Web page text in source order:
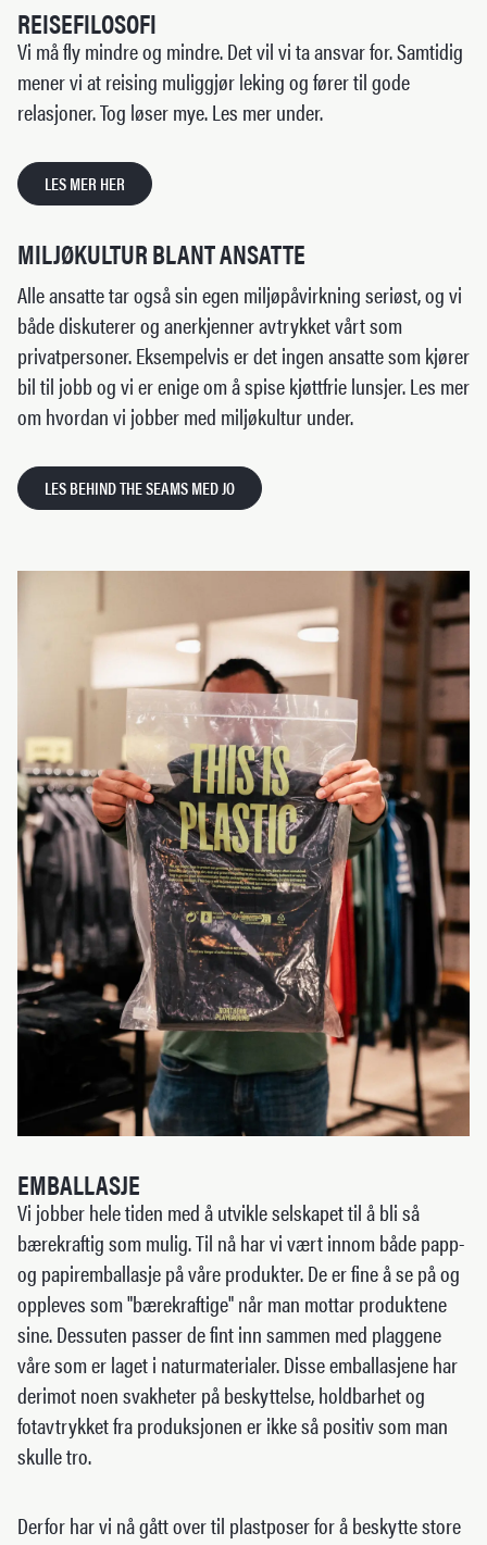
REISEFILOSOFI
Vi må fly mindre og mindre. Det vil vi ta ansvar for. Samtidig
mener vi at reising muliggjør leking og fører til gode
relasjoner. Tog løser mye. Les mer under.
LES MER HER
MILJØKULTUR BLANT ANSATTE
Alle ansatte tar også sin egen miljøpåvirkning seriøst, og vi
både diskuterer og anerkjenner avtrykket vårt som
privatpersoner. Eksempelvis er det ingen ansatte som kjører
bil til jobb og vi er enige om å spise kjøttfrie lunsjer. Les mer
om hvordan vi jobber med miljøkultur under.
LES BEHIND THE SEAMS MED JO
EMBALLASJE
Vi jobber hele tiden med å utvikle selskapet til å bli så
bærekraftig som mulig. Til nå har vi vært innom både papp-
og papiremballasje på våre produkter. De er fine å se på og
oppleves som "bærekraftige" når man mottar produktene
sine. Dessuten passer de fint inn sammen med plaggene
våre som er laget i naturmaterialer. Disse emballasjene har
derimot noen svakheter på beskyttelse, holdbarhet og
fotavtrykket fra produksjonen er ikke så positiv som man
skulle tro.
Derfor har vi nå gått over til plastposer for å beskytte store